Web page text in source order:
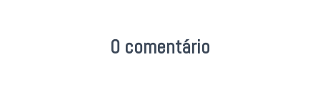
0 comentário